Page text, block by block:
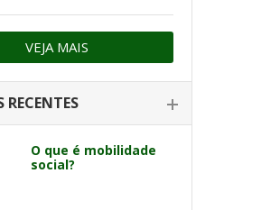
VEJA MAIS
RECENTES
O que é mobilidade
social?